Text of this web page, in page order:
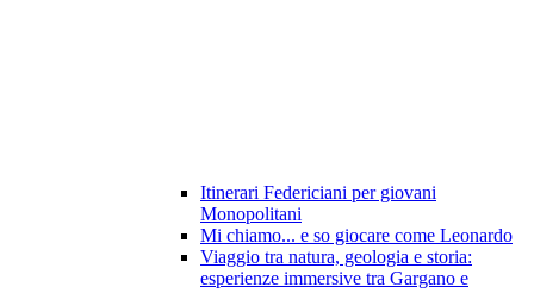
Itinerari Federiciani per giovani
Monopolitani
Mi chiamo... e so giocare come Leonardo
Viaggio tra natura, geologia e storia:
esperienze immersive tra Gargano e